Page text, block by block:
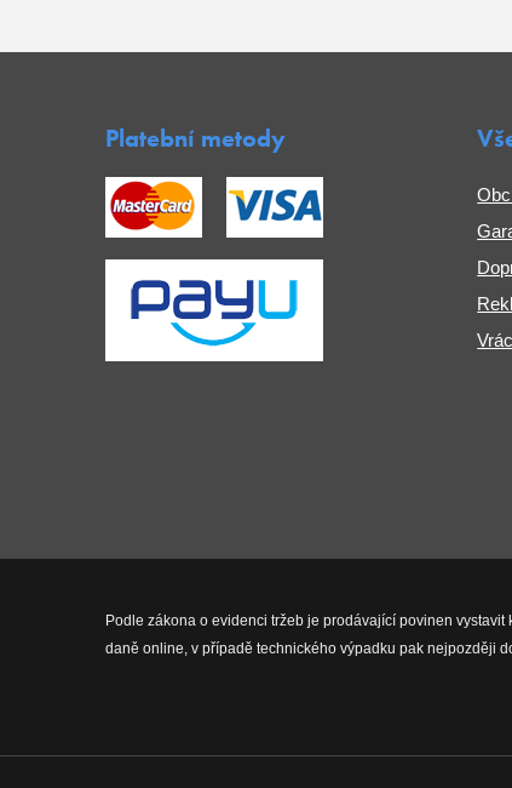
Platební metody
Podle zákona o evidenci tržeb je prodávající povinen
daně online, v případě technického výpadku pak nejpozději